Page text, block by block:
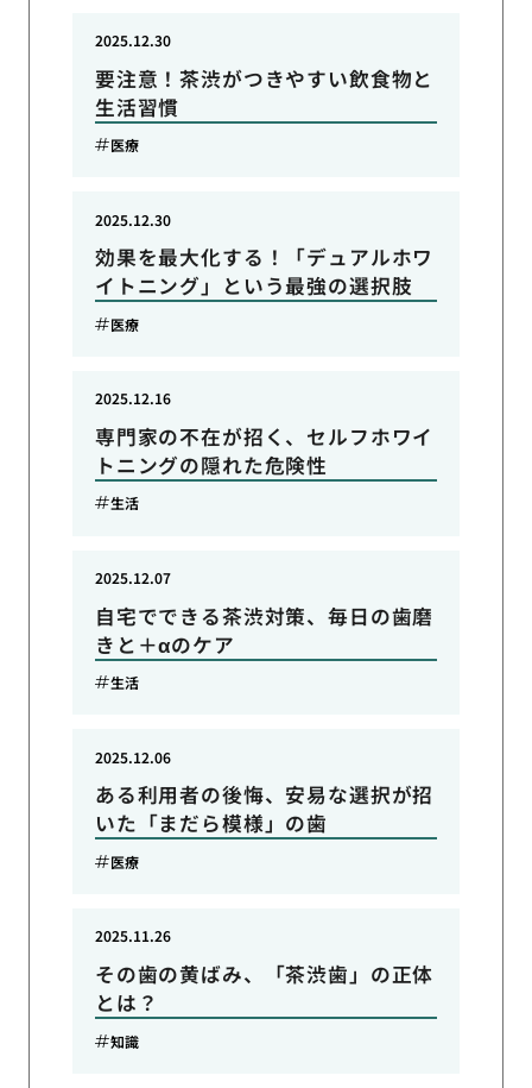
要注意！茶渋がつきやすい飲食物と
生活習慣
2025.12.30
医療
効果を最大化する！「デュアルホワ
イトニング」という最強の選択肢
2025.12.30
医療
専門家の不在が招く、セルフホワイ
トニングの隠れた危険性
2025.12.16
生活
自宅でできる茶渋対策、毎日の歯磨
きと＋αのケア
2025.12.07
生活
ある利用者の後悔、安易な選択が招
いた「まだら模様」の歯
2025.12.06
医療
その歯の黄ばみ、「茶渋歯」の正体
とは？
2025.11.26
知識